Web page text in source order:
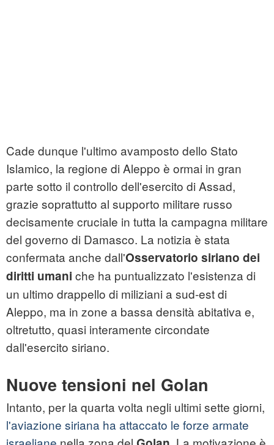
Cade dunque l'ultimo avamposto dello Stato
Islamico, la regione di Aleppo è ormai in gran
parte sotto il controllo dell'esercito di Assad,
grazie soprattutto al supporto militare russo
decisamente cruciale in tutta la campagna militare
del governo di Damasco. La notizia è stata
confermata anche dall'Osservatorio siriano dei
diritti umani che ha puntualizzato l'esistenza di
un ultimo drappello di miliziani a sud-est di
Aleppo, ma in zone a bassa densità abitativa e,
oltretutto, quasi interamente circondate
dall'esercito siriano.
Nuove tensioni nel Golan
Intanto, per la quarta volta negli ultimi sette giorni,
l'aviazione siriana ha attaccato le forze armate